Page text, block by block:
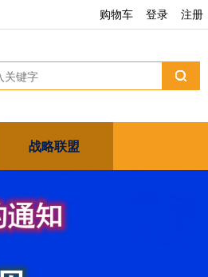
登录 注册
购物车
战略联盟